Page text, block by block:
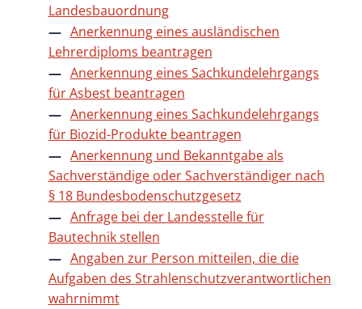
Landesbauordnung
Anerkennung eines ausländischen
Lehrerdiploms beantragen
Anerkennung eines Sachkundelehrgangs
für Asbest beantragen
Anerkennung eines Sachkundelehrgangs
für Biozid-Produkte beantragen
Anerkennung und Bekanntgabe als
Sachverständige oder Sachverständiger nach
§ 18 Bundesbodenschutzgesetz
Anfrage bei der Landesstelle für
Bautechnik stellen
Angaben zur Person mitteilen, die die
Aufgaben des Strahlenschutzverantwortlichen
wahrnimmt